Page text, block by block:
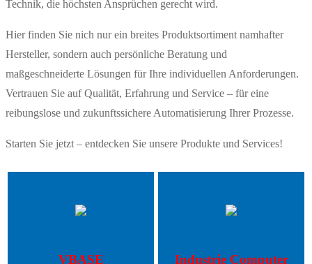
Technik, die höchsten Ansprüchen gerecht wird.
Hier finden Sie nich nur ein breites Produktsortiment namhafter
Hersteller, sondern auch persönliche Beratung und
maßgeschneiderte Lösungen für Ihre individuellen Anforderungen.
Vertrauen Sie auf Qualität, Erfahrung und Service – für eine
reibungslose und zukunftssichere Automatisierung Ihrer Prozesse.
Starten Sie jetzt – entdecken Sie unsere Produkte und Services!
VBASE Industrie Computer